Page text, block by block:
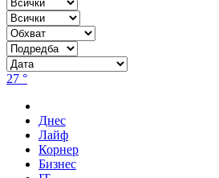
27 °
Днес
Лайф
Корнер
Бизнес